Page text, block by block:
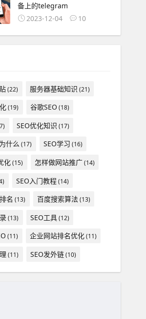
备上的telegram
2023-12-04
10
(22) 服务器基础知识 (21)
(19) 谷歌SEO (18)
SEO优化知识 (17)
什么 (17) SEO学习 (16)
化(15) 怎样做网站推广(14)
SEO入门教程(14)
名 (13) 百度搜索算法(13)
(13) SEO工具(12)
(11) 企业网站排名优化(11)
(11) SEO发外链(10)